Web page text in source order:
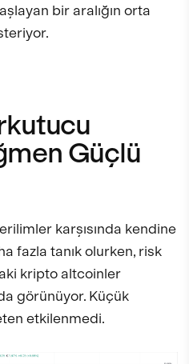
bir aralığın orta
Güçlü
karşısında kendine
fazla tanık olurken, risk
kripto altcoinler
görünüyor. Küçük
etkilenmedi.